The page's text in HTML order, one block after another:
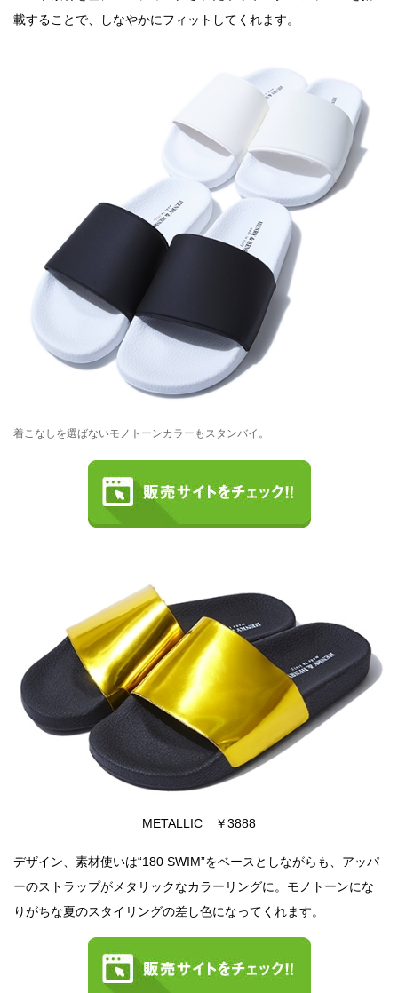
載することで、しなやかにフィットしてくれます。
着こなしを選ばないモノトーンカラーもスタンバイ。
METALLIC ￥3888
デザイン、素材使いは“180 SWIM”をベースとしながらも、アッパ
ーのストラップがメタリックなカラーリングに。モノトーンにな
りがちな夏のスタイリングの差し色になってくれます。